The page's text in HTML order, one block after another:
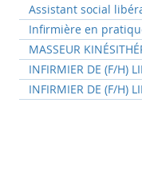
Assistant social
Infirmière en
MASSEUR
INFIRMIER DE (F/H)
INFIRMIER DE (F/H)